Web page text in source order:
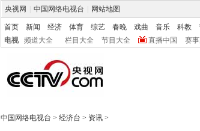
央视网 中国网络电视台 网站地图
首页 新闻 经济 体育 综艺 春晚 戏曲 音乐 科教
电视
频道大全 栏目大全 节目大全 直播中国 赛
中国网络电视台 > 经济台 > 资讯 >